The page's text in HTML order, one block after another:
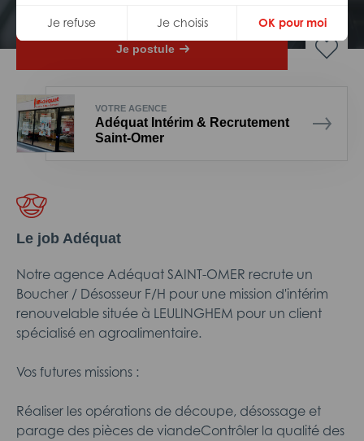
Je refuse Je choisis OK pour moi
Je postule
VOTRE AGENCE
Adéquat Intérim & Recrutement
Saint-Omer
Le job Adéquat
Notre agence Adéquat SAINT-OMER recrute un
Boucher / Désosseur F/H pour une mission d'intérim
renouvelable située à LEULINGHEM pour un client
spécialisé en agroalimentaire.
Vos futures missions :
Réaliser les opérations de découpe, désossage et
parage des pièces de viandeContrôler la qualité des